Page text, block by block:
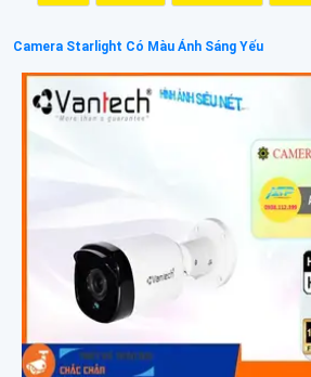
Camera Starlight Có Màu Ánh Sáng Yếu